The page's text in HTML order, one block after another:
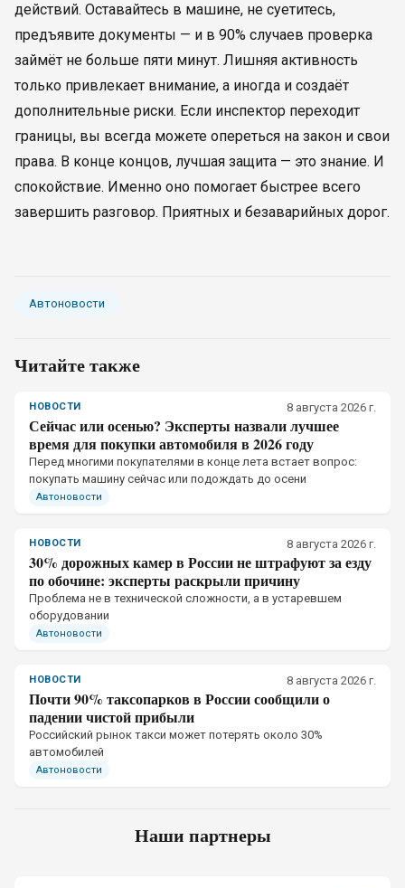
действий. Оставайтесь в машине, не суетитесь,
предъявите документы — и в 90% случаев проверка
займёт не больше пяти минут. Лишняя активность
только привлекает внимание, а иногда и создаёт
дополнительные риски. Если инспектор переходит
границы, вы всегда можете опереться на закон и свои
права. В конце концов, лучшая защита — это знание. И
спокойствие. Именно оно помогает быстрее всего
завершить разговор. Приятных и безаварийных дорог.
Автоновости
Читайте также
НОВОСТИ 8 августа 2026 г.
Сейчас или осенью? Эксперты назвали лучшее
время для покупки автомобиля в 2026 году
Перед многими покупателями в конце лета встает вопрос:
покупать машину сейчас или подождать до осени
Автоновости
НОВОСТИ 8 августа 2026 г.
30% дорожных камер в России не штрафуют за езду
по обочине: эксперты раскрыли причину
Проблема не в технической сложности, а в устаревшем
оборудовании
Автоновости
НОВОСТИ 8 августа 2026 г.
Почти 90% таксопарков в России сообщили о
падении чистой прибыли
Российский рынок такси может потерять около 30%
автомобилей
Автоновости
Наши партнеры